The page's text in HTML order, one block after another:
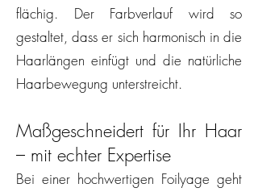
flächig. Der Farbverlauf wird so
gestaltet, dass er sich harmonisch in die
Haarlängen einfügt und die natürliche
Haarbewegung unterstreicht.
Maßgeschneidert für Ihr Haar
– mit echter Expertise
Bei einer hochwertigen Foilyage geht